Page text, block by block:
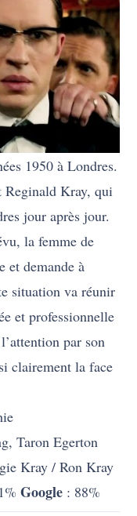
1950 à Londres.
Reginald Kray, qui
jour après jour.
la femme de
et demande à
situation va réunir
et professionnelle
par son
clairement la face
Taron Egerton
Kray / Ron Kray
Google : 88%